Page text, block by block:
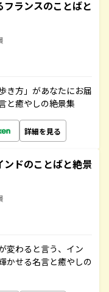
フランスのことばと
き方」があなたにお届
と癒やしの絶景集
詳細を見る
ドのことばと絶景
変わると言う、イン
かせる名言と癒やしの